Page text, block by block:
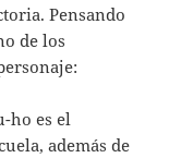
Pensando
de los
ho es el
además de